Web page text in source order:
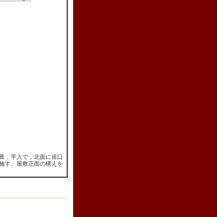
，平入で，北面に扉口
す。屋敷正面の構えを